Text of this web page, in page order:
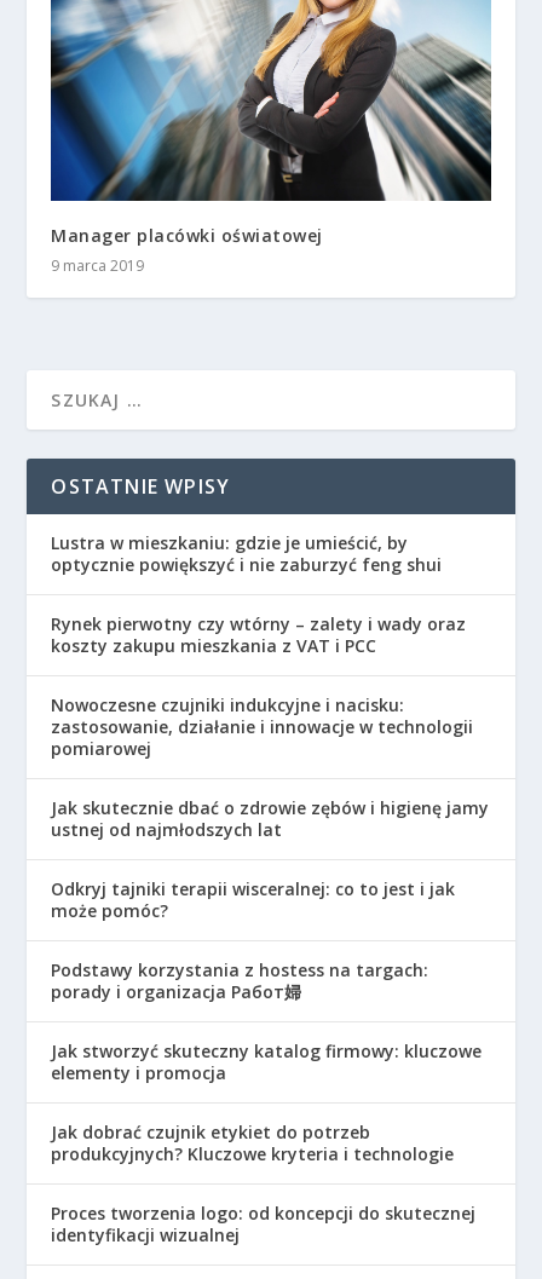
Manager placówki oświatowej
9 marca 2019
OSTATNIE WPISY
Lustra w mieszkaniu: gdzie je umieścić, by
optycznie powiększyć i nie zaburzyć feng shui
Rynek pierwotny czy wtórny – zalety i wady oraz
koszty zakupu mieszkania z VAT i PCC
Nowoczesne czujniki indukcyjne i nacisku:
zastosowanie, działanie i innowacje w technologii
pomiarowej
Jak skutecznie dbać o zdrowie zębów i higienę jamy
ustnej od najmłodszych lat
Odkryj tajniki terapii wisceralnej: co to jest i jak
może pomóc?
Podstawy korzystania z hostess na targach:
porady i organizacja Работ婦
Jak stworzyć skuteczny katalog firmowy: kluczowe
elementy i promocja
Jak dobrać czujnik etykiet do potrzeb
produkcyjnych? Kluczowe kryteria i technologie
Proces tworzenia logo: od koncepcji do skutecznej
identyfikacji wizualnej